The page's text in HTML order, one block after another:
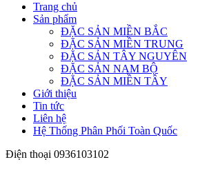
Trang chủ
Sản phẩm
ĐẶC SẢN MIỀN BẮC
ĐẶC SẢN MIỀN TRUNG
ĐẶC SẢN TÂY NGUYÊN
ĐẶC SẢN NAM BỘ
ĐẶC SẢN MIỀN TÂY
Giới thiệu
Tin tức
Liên hệ
Hệ Thống Phân Phối Toàn Quốc
Điện thoại 0936103102